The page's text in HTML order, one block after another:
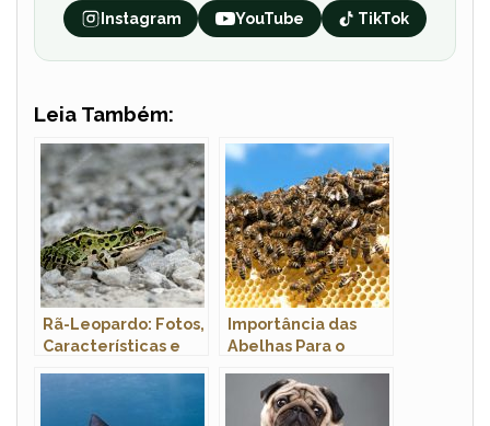
Instagram YouTube TikTok
Leia Também:
Rã-Leopardo: Fotos,
Características e
Importância das
Abelhas Para o
Economia